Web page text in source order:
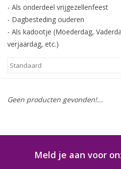
Video-instructies
Klantbeoordelingen
Wie zijn wij?
- Als onderdeel vrijgezellenfeest
- Dagbesteding ouderen
- Als kadootje (Moederdag,
verjaardag, etc.)
Geen producten gevonden!...
Meld je aan voor